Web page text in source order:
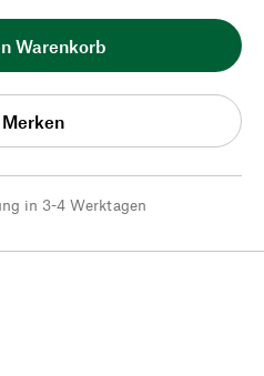
Warenkorb
Merken
in 3-4 Werktagen